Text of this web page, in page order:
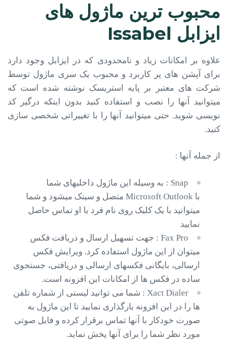
محبوب ترین ماژول های
ایزابل Issabel
علاوه بر امکانات زیاد و نامحدودی که در ایزابل وجود دارد
برای آپشن های پر کاربرد و محبوب یک سری ماژول توسط
شرکت های معتبر بر پایه استریسک نوشته شده است که
میتوانید آنها را نصب و استفاده کنید بدون اینکه درگیر کد
نویسی شوید. حتی میتوانید آنها را با تغییراتی شخصی سازی
کنید.
از جمله آنها :
Snap : به وسیله این ماژول داخلیهای شما
با Microsoft Outlook متصل و سینک میشود و شما
میتوانید با یک کلیک روی نام فرد با او تماس حاصل
نمایید
Fax Pro : جهت تسهیل ارسال و دریافت فکس
میتوان از این ماژول استفاده کرد. ویرایش فکس
ارسالی، بایگانی فکسهای ارسالی و دریافتی، جستجوی
ساده در فکس ها از امکانات این افزونه است.
Xact Dialer : شما می توانید لیستی از شماره تلفن
ها را در این افزونه بارگذاری نمایید تا این ماژول به
صورت خودکار با آنها تماس برقرار کرده و فایل صوتی
مورد نظر شما را برای آنها پخش نماید.